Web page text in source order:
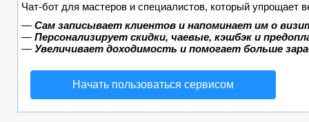
Чат-бот для мастеров и специалистов, который упрощает
— Сам записывает клиентов и напоминает им о
— Персонализирует скидки, чаевые, кэшбэк и
— Увеличивает доходимость и помогает больше
Начать пользоваться сервисом